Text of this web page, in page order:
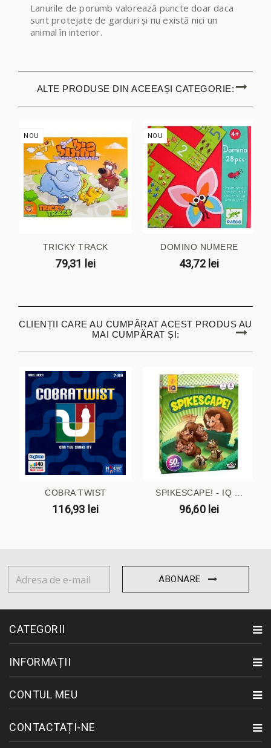
Lanurile de porumb valorează puncte doar daca
sunt protejate de garduri și nu există nici un
animal în interior.
ALTE PRODUSE DIN ACEEAȘI CATEGORIE:
NOU
TRICKY TRACK
79,31 lei
NOU
DOMINO NUMERE
43,72 lei
CLIENȚII CARE AU CUMPĂRAT ACEST PRODUS AU
MAI CUMPĂRAT ȘI:
COBRA TWIST
116,93 lei
SPIKESCAPE! - IQ ...
96,60 lei
ABONARE
CATEGORII
INFORMAȚII
CONTUL MEU
CONTACTAȚI-NE